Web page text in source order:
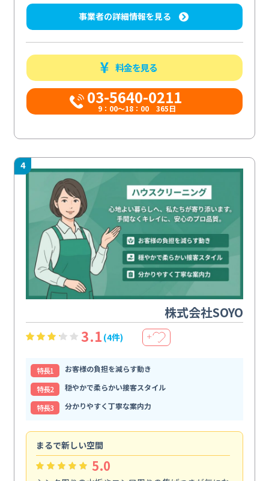
事業者の詳細情報を見る
料金を見る
03-5640-0211
9：00～18：00 365日
4
株式会社SOYO
3.1 (4件) ＋
特⻑1
お客様の負担を減らす動き
特⻑2
穏やかで柔らかい接客スタイル
特⻑3
分かりやすく丁寧な案内力
まるで新しい空間
5.0